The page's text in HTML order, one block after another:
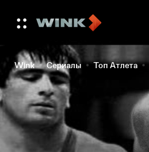
Wink Сериалы Топ Атлета